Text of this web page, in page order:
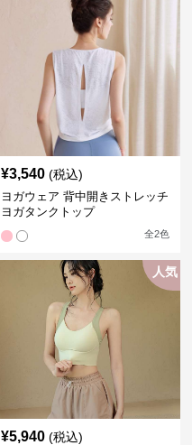
¥3,540 (税込)
ヨガウェア 背中開きストレッチ
ヨガタンクトップ
全2色
人気
¥5,940 (税込)